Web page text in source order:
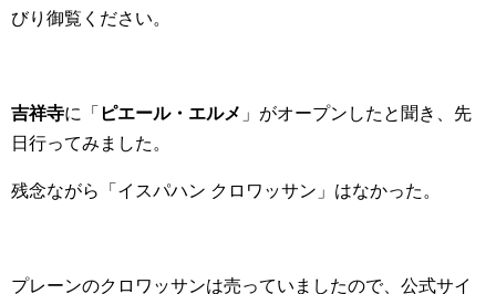
びり御覧ください。
吉祥寺に「 ピエール・エルメ 」がオープンしたと聞き、先
日行ってみました。
残念ながら「イスパハン クロワッサン」はなかった。
プレーンのクロワッサンは売っていましたので、公式サイ